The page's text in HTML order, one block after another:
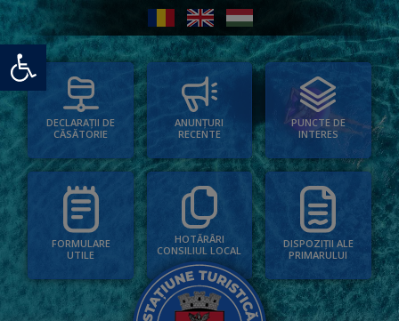
Deschide bara de unelte
DECLARAȚII DE
CĂSĂTORIE
ANUNȚURI
RECENTE
PUNCTE DE
INTERES
FORMULARE
UTILE
HOTĂRÂRI
CONSILIUL LOCAL
DISPOZIȚII ALE
PRIMARULUI